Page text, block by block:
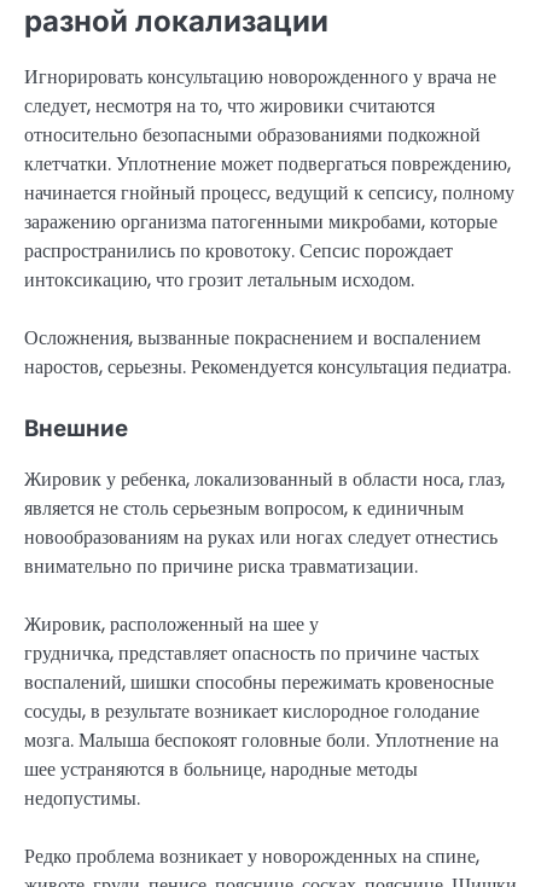
разной локализации
Игнорировать консультацию новорожденного у врача не
следует, несмотря на то, что жировики считаются
относительно безопасными образованиями подкожной
клетчатки. Уплотнение может подвергаться повреждению,
начинается гнойный процесс, ведущий к сепсису, полному
заражению организма патогенными микробами, которые
распространились по кровотоку. Сепсис порождает
интоксикацию, что грозит летальным исходом.
Осложнения, вызванные покраснением и воспалением
наростов, серьезны. Рекомендуется консультация педиатра.
Внешние
Жировик у ребенка, локализованный в области носа, глаз,
является не столь серьезным вопросом, к единичным
новообразованиям на руках или ногах следует отнестись
внимательно по причине риска травматизации.
Жировик, расположенный на шее у
грудничка, представляет опасность по причине частых
воспалений, шишки способны пережимать кровеносные
сосуды, в результате возникает кислородное голодание
мозга. Малыша беспокоят головные боли. Уплотнение на
шее устраняются в больнице, народные методы
недопустимы.
Редко проблема возникает у новорожденных на спине,